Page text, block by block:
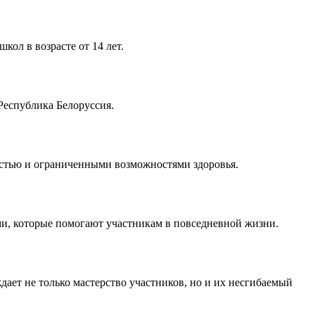
в возрасте от 14 лет.
Белоруссия.
и ограниченными возможностями здоровья.
которые помогают участникам в повседневной жизни.
не только мастерство участников, но и их несгибаемый